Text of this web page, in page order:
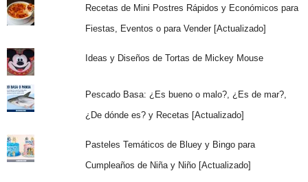
Recetas de Mini Postres Rápidos y Económicos para
Fiestas, Eventos o para Vender [Actualizado]
Ideas y Diseños de Tortas de Mickey Mouse
Pescado Basa: ¿Es bueno o malo?, ¿Es de mar?,
¿De dónde es? y Recetas [Actualizado]
Pasteles Temáticos de Bluey y Bingo para
Cumpleaños de Niña y Niño [Actualizado]